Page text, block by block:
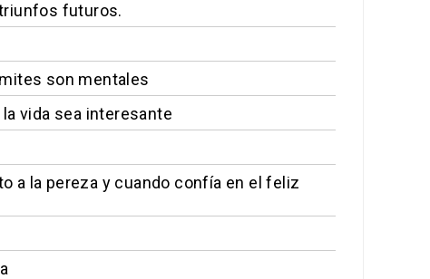
futuros.
son mentales
vida sea interesante
a la pereza y cuando confía en el feliz